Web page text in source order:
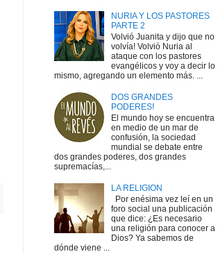
NURIA Y LOS PASTORES
PARTE 2
Volvió Juanita y dijo que no
volvía! Volvió Nuria al
ataque con los pastores
evangélicos y voy a decir lo
mismo, agregando un elemento más. ...
DOS GRANDES
PODERES!
El mundo hoy se encuentra
en medio de un mar de
confusión, la sociedad
mundial se debate entre
dos grandes poderes, dos grandes
supremacías,...
LA RELIGION
Por enésima vez leí en un
foro social una publicación
que dice: ¿Es necesario
una religión para conocer a
Dios? Ya sabemos de
dónde viene ...